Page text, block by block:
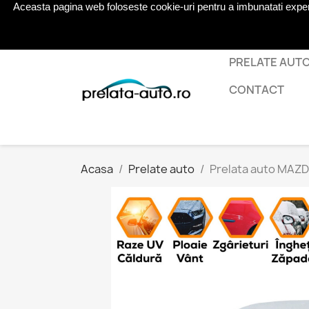
PRELATE
CONTACT
Acasa Prelate auto Prelata auto
Aceasta pagina web foloseste cookie-uri pentru a imbunatati